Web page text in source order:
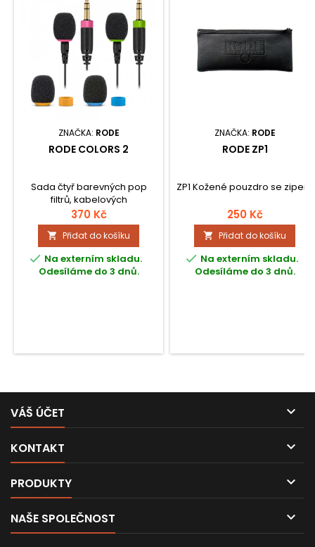
ZNAČKA: RODE
RODE COLORS 2
Sada čtyř barevných pop
filtrů, kabelových
identifikačních kroužků,
nálepek a štítku pro vybrané
mikrofony RØDE.
370 Kč
 Přidat do košíku
 Na externím skladu.
Odesíláme do 3 dnů.
ZNAČKA: RODE
RODE ZP1
ZP1 Kožené pouzdro se zipem
250 Kč
 Přidat do košíku
 Na externím skladu.
Odesíláme do 3 dnů.
VÁŠ ÚČET 
KONTAKT 
PRODUKTY 
NAŠE SPOLEČNOST 